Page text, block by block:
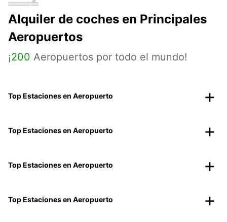
Alquiler de coches en Principales
Aeropuertos
¡200 Aeropuertos por todo el mundo!
Top Estaciones en Aeropuerto
Top Estaciones en Aeropuerto
Top Estaciones en Aeropuerto
Top Estaciones en Aeropuerto